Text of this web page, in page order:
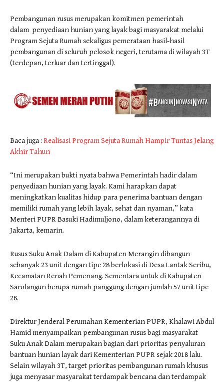
Pembangunan rusus merupakan komitmen pemerintah
dalam penyediaan hunian yang layak bagi masyarakat melalui
Program Sejuta Rumah sekaligus pemerataan hasil-hasil
pembangunan di seluruh pelosok negeri, terutama di wilayah 3T
(terdepan, terluar dan tertinggal).
Baca juga : Realisasi Program Sejuta Rumah Hampir Tuntas Jelang
Akhir Tahun
“Ini merupakan bukti nyata bahwa Pemerintah hadir dalam
penyediaan hunian yang layak. Kami harapkan dapat
meningkatkan kualitas hidup para penerima bantuan dengan
memiliki rumah yang lebih layak, sehat dan nyaman,” kata
Menteri PUPR Basuki Hadimuljono, dalam keterangannya di
Jakarta, kemarin.
Rusus Suku Anak Dalam di Kabupaten Merangin dibangun
sebanyak 23 unit dengan tipe 28 berlokasi di Desa Lantak Seribu,
Kecamatan Renah Pemenang. Sementara untuk di Kabupaten
Sarolangun berupa rumah panggung dengan jumlah 57 unit tipe
28.
Direktur Jenderal Perumahan Kementerian PUPR, Khalawi Abdul
Hamid menyampaikan pembangunan rusus bagi masyarakat
Suku Anak Dalam merupakan bagian dari prioritas penyaluran
bantuan hunian layak dari Kementerian PUPR sejak 2018 lalu.
Selain wilayah 3T, target prioritas pembangunan rumah khusus
juga menyasar masyarakat terdampak bencana dan terdampak